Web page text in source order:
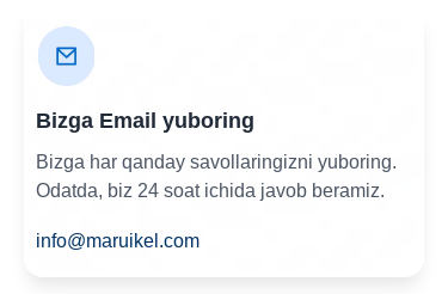
info@maruikel.com
Bizga Email yuboring
Bizga har qanday savollaringizni yuboring.
Odatda, biz 24 soat ichida javob beramiz.